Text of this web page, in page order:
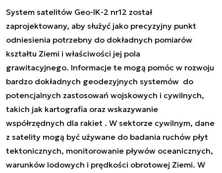
System satelitów Geo-IK-2 nr12 został
zaprojektowany, aby służyć jako precyzyjny punkt
odniesienia potrzebny do dokładnych pomiarów
kształtu Ziemi i właściwości jej pola
grawitacyjnego. Informacje te mogą pomóc w rozwoju
bardzo dokładnych geodezyjnych systemów do
potencjalnych zastosowań wojskowych i cywilnych,
takich jak kartografia oraz wskazywanie
współrzędnych dla rakiet . W sektorze cywilnym, dane
z satelity mogą być używane do badania ruchów płyt
tektonicznych, monitorowanie pływów oceanicznych,
warunków lodowych i prędkości obrotowej Ziemi. W